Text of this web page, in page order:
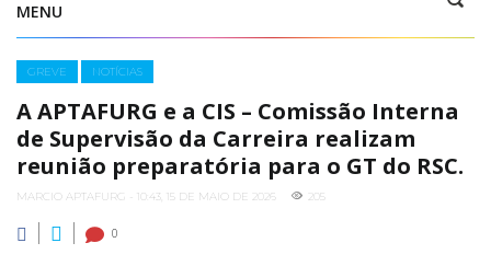
MENU
Categories
GREVE NOTÍCIAS
A APTAFURG e a CIS – Comissão Interna
de Supervisão da Carreira realizam
reunião preparatória para o GT do RSC.
MARCIO APTAFURG - 10:43, 15 DE MAIO DE 2026 205
0